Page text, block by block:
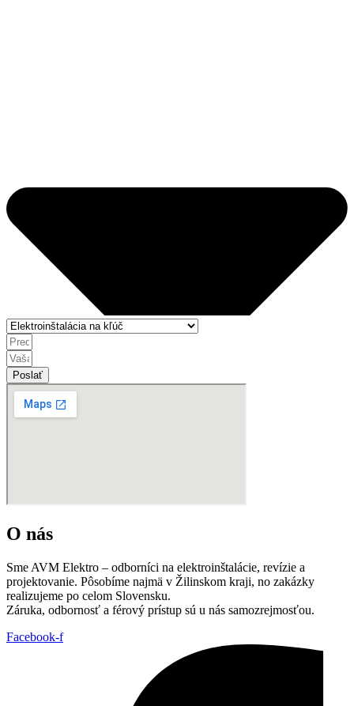
Poslať
O nás
Sme AVM Elektro – odborníci na elektroinštalácie, revízie a
projektovanie. Pôsobíme najmä v Žilinskom kraji, no zakázky
realizujeme po celom Slovensku.
Záruka, odbornosť a férový prístup sú u nás samozrejmosťou.
Facebook-f